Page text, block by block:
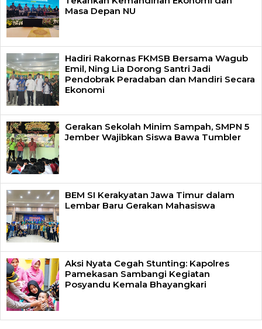
Masa Depan NU
Hadiri Rakornas FKMSB Bersama Wagub
Emil, Ning Lia Dorong Santri Jadi
Pendobrak Peradaban dan Mandiri Secara
Ekonomi
Gerakan Sekolah Minim Sampah, SMPN 5
Jember Wajibkan Siswa Bawa Tumbler
BEM SI Kerakyatan Jawa Timur dalam
Lembar Baru Gerakan Mahasiswa
Aksi Nyata Cegah Stunting: Kapolres
Pamekasan Sambangi Kegiatan
Posyandu Kemala Bhayangkari